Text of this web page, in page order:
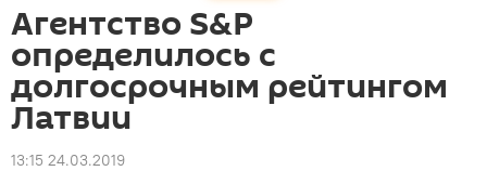
Агентство S&P
определилось с
долгосрочным рейтингом
Латвии
13:15 24.03.2019